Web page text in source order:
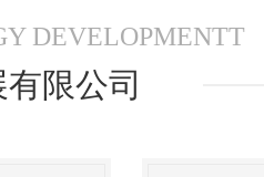
DEVELOPMENTT
限公司